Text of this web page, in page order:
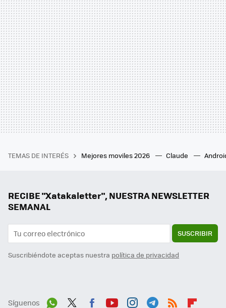
TEMAS DE INTERÉS Mejores moviles 2026 Claude
RECIBE "Xatakaletter", NUESTRA NEWSLETTER
SEMANAL
SUSCRIBIR
Suscribiéndote aceptas nuestra política de privacidad
Síguenos